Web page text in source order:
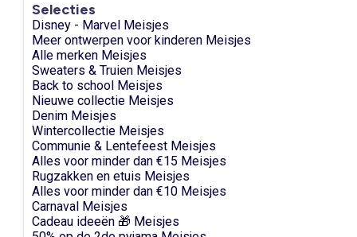
Selecties
Disney - Marvel Meisjes
Meer ontwerpen voor kinderen Meisjes
Alle merken Meisjes
Sweaters & Truien Meisjes
Back to school Meisjes
Nieuwe collectie Meisjes
Denim Meisjes
Wintercollectie Meisjes
Communie & Lentefeest Meisjes
Alles voor minder dan €15 Meisjes
Rugzakken en etuis Meisjes
Alles voor minder dan €10 Meisjes
Carnaval Meisjes
Cadeau ideeën 🎁 Meisjes